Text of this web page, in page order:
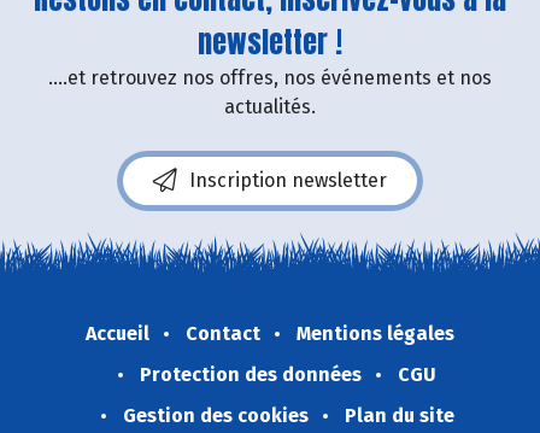
newsletter !
....et retrouvez nos offres, nos événements et nos
actualités.
Inscription newsletter
Accueil Contact
Mentions légales
Protection des données
CGU
Gestion des cookies
Plan du site